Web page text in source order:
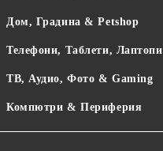
Дом, Градина & Petshop
Телефони, Таблети, Лаптопи
ТВ, Аудио, Фото & Gaming
Компютри & Периферия